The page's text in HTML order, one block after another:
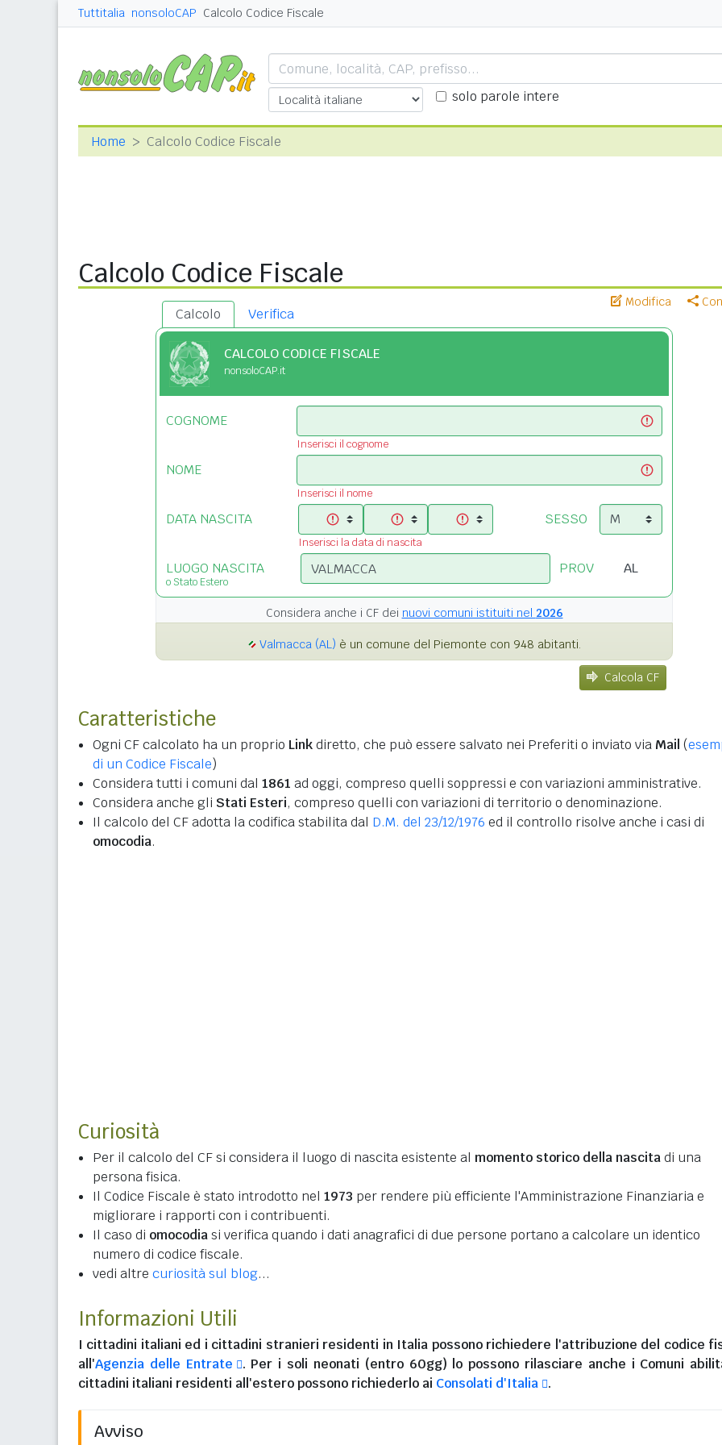
Tuttitalia nonsoloCAP Calcolo Codice Fiscale
solo parole intere
Home Calcolo Codice Fiscale
Calcolo Codice Fiscale
Modifica
Calcolo Verifica
CALCOLO CODICE FISCALE
nonsoloCAP.it
COGNOME
Inserisci il cognome
NOME
Inserisci il nome
DATA NASCITA
Inserisci la data di nascita
SESSO
LUOGO NASCITA
o Stato Estero
PROV
Considera anche i CF dei nuovi comuni istituiti nel 2026
Valmacca (AL) è un comune del Piemonte con 948 abitanti.
Calcola CF
Caratteristiche
Ogni CF calcolato ha un proprio Linkdiretto, che può essere salvato nei Preferiti o inviato via Mail (
di un Codice Fiscale)
Considera tutti i comuni dal 1861 ad oggi, compreso quelli soppressi e con variazioni amministrative.
Considera anche gli Stati Esteri, compreso quelli con variazioni di territorio o denominazione.
Il calcolo del CF adotta la codifica stabilita dal D.M. del 23/12/1976 ed il controllo risolve anche i casi di
omocodia.
Curiosità
Per il calcolo del CF si considera il luogo di nascita esistente al momento storico della nascitadi una
persona fisica.
Il Codice Fiscale è stato introdotto nel 1973 per rendere più efficiente l'Amministrazione Finanziaria e
migliorare i rapporti con i contribuenti.
Il caso di omocodiasi verifica quando i dati anagrafici di due persone portano a calcolare un identico
numero di codice fiscale.
vedi altre curiosità sul blog...
Informazioni Utili
I cittadini italiani ed i cittadini stranieri residenti in Italia possono richiedere l'attribuzione del codice
all'Agenzia delle Entrate
. Per i soli neonati (entro 60gg) lo possono rilasciare anche i Comuni
cittadini italiani residenti all'esteropossono richiederlo ai Consolati d'Italia .
Avviso